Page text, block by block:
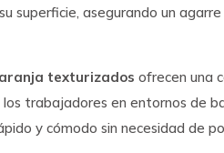
asegurando un
texturizados ofrecen una
trabajadores en entornos de
y cómodo sin necesidad de